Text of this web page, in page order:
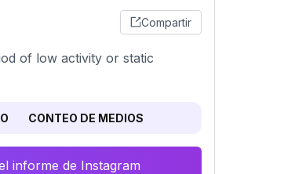
Compartir
of low activity or static
CONTEO DE MEDIOS
informe de Instagram